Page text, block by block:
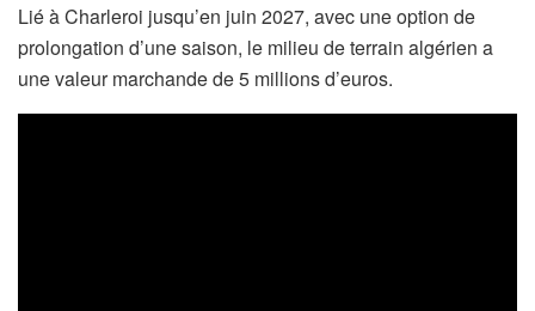
Lié à Charleroi jusqu’en juin 2027, avec une option de
prolongation d’une saison, le milieu de terrain algérien a
une valeur marchande de 5 millions d’euros.